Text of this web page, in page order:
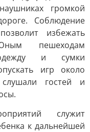
громкой
Соблюдение
избежать
пешеходам
и сумки
игр около
гостей и
служит
к дальнейшей